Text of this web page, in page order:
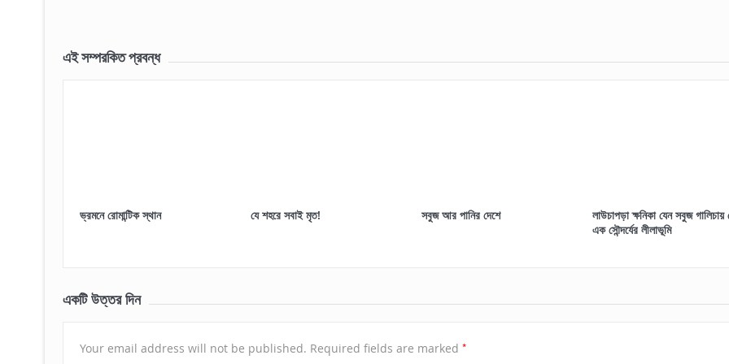
এই সম্পরকিত প্রবন্ধ
ভ্রমনে রোমান্টিক স্থান যে শহরে সবাই মৃত! সবুজ আর পানির দেশে
লাউচাপড়া ক্ষনিকা যেন সবুজ গালিচায়
এক সৌন্দর্যের লীলাভূমি
একটি উত্তর দিন
Your email address will not be published. Required fields are marked *